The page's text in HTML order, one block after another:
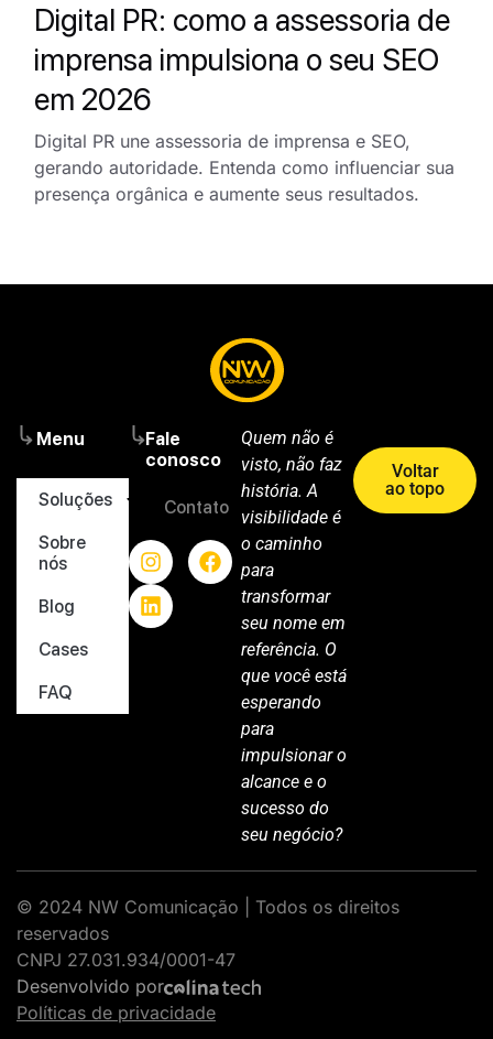
Digital PR: como a assessoria de
imprensa impulsiona o seu SEO
em 2026
Digital PR une assessoria de imprensa e SEO,
gerando autoridade. Entenda como influenciar sua
presença orgânica e aumente seus resultados.
Menu
Soluções
Sobre
nós
Blog
Cases
FAQ
Fale
conosco
Contato
Quem não é
visto, não faz
história. A
visibilidade é
o caminho
para
transformar
seu nome em
referência. O
que você está
esperando
para
impulsionar o
alcance e o
sucesso do
seu negócio?
Voltar
ao topo
© 2024 NW Comunicação | Todos os direitos
reservados
CNPJ 27.031.934/0001-47
Desenvolvido por
Políticas de privacidade